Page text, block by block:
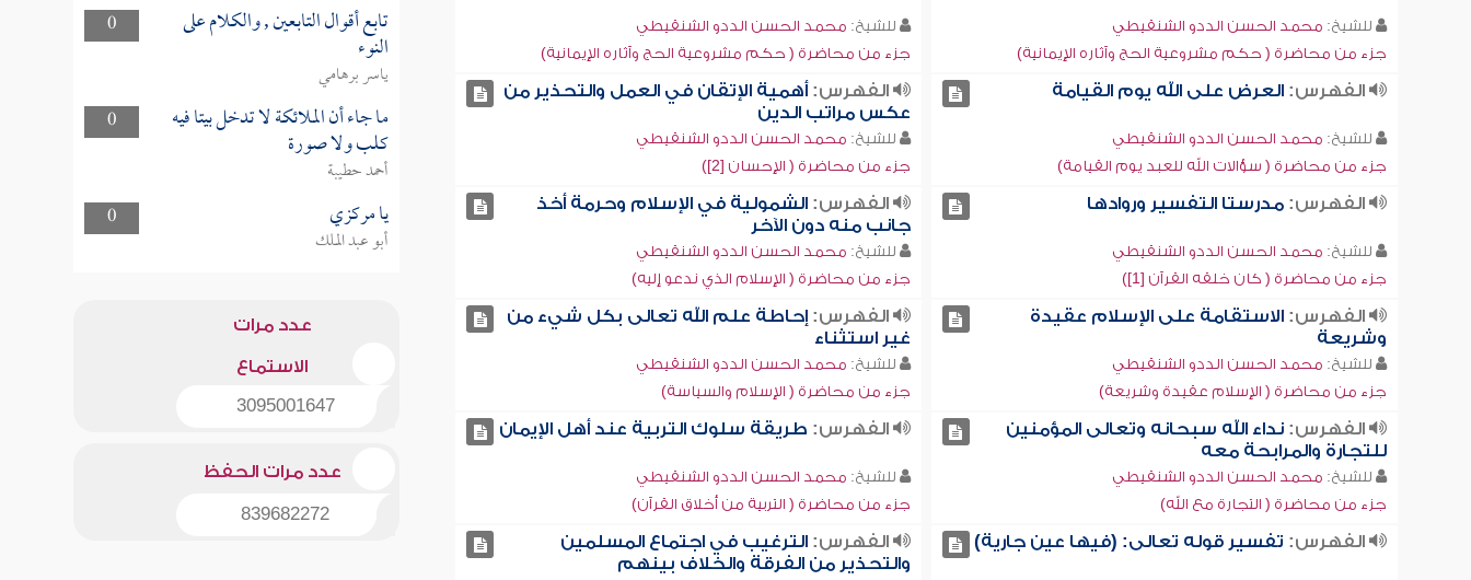
للشيخ: محمد الحسن الددو الشنقيطي
جزء من محاضرة ( حكم مشروعية الحج وآثاره الإيمانية)
للشيخ: محمد الحسن الددو الشنقيطي
جزء من محاضرة ( حكم مشروعية الحج وآثاره الإيمانية)
الفهرس:العرض على الله يوم القيامة
للشيخ: محمد الحسن الددو الشنقيطي
جزء من محاضرة ( سؤالات الله للعبد يوم القيامة)
الفهرس: أهمية الإتقان في العمل والتحذير من
عكس مراتب الدين
للشيخ: محمد الحسن الددو الشنقيطي
جزء من محاضرة ( الإحسان [2])
الفهرس:مدرستا التفسير وروادها
للشيخ: محمد الحسن الددو الشنقيطي
جزء من محاضرة ( كان خلقه القرآن [1])
الفهرس: الشمولية في الإسلام وحرمة أخذ
جانب منه دون الآخر
للشيخ: محمد الحسن الددو الشنقيطي
جزء من محاضرة ( الإسلام الذي ندعو إليه)
الفهرس:الاستقامة على الإسلام عقيدة
وشريعة
للشيخ: محمد الحسن الددو الشنقيطي
جزء من محاضرة ( الإسلام عقيدة وشريعة)
الفهرس: إحاطة علم الله تعالى بكل شيء من
غير استثناء
للشيخ: محمد الحسن الددو الشنقيطي
جزء من محاضرة ( الإسلام والسياسة)
الفهرس:نداء الله سبحانه وتعالى المؤمنين
للتجارة والمرابحة معه
للشيخ: محمد الحسن الددو الشنقيطي
جزء من محاضرة ( التجارة مع الله)
الفهرس: طريقة سلوك التربية عند أهل الإيمان
للشيخ: محمد الحسن الددو الشنقيطي
جزء من محاضرة ( التربية من أخلاق القرآن)
الفهرس: تفسير قوله تعالى: (فيها عين جارية) الفهرس: الترغيب في اجتماع المسلمين
والتحذير من الفرقة والخلاف بينهم
0
تابع أقوال التابعين , والكلام على
النوء
ياسر برهامي
0
ما جاء أن الملائكة لا تدخل بيتا فيه
كلب ولا صورة
أحمد حطيبة
0
يا مركزي
أبو عبد الملك
عدد مرات
الاستماع
3095001647
عدد مرات الحفظ
839682272